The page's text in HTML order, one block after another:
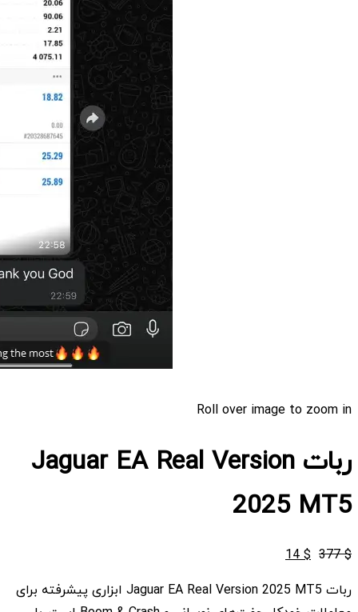
Roll over image to zoom in
ربات Jaguar EA Real Version
2025 MT5
$
377
قیمت
$ 377
$
14
قیمت
$ 14
ربات Jaguar EA Real Version 2025 MT5 ابزاری پیشرفته برای